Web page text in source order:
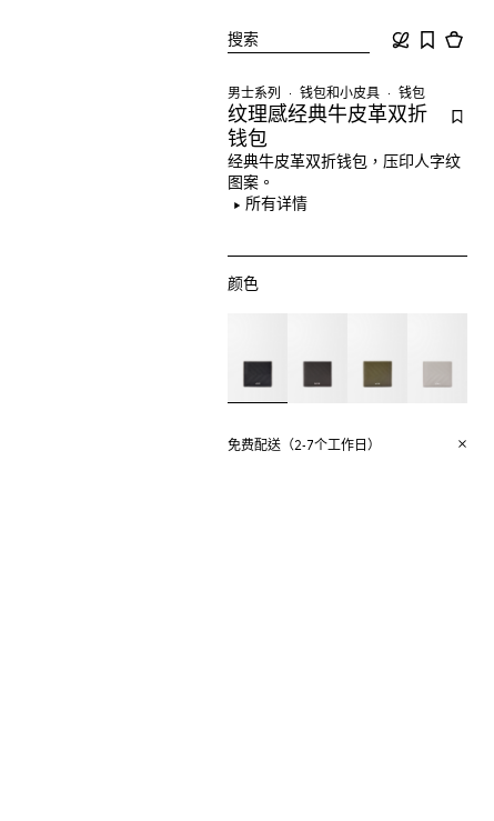
搜索
男士系列 钱包和小皮具 钱包
纹理感经典牛皮革双折
钱包
经典牛皮革双折钱包，压印人字纹
图案。
所有详情
颜色
免费配送（2-7个工作日）